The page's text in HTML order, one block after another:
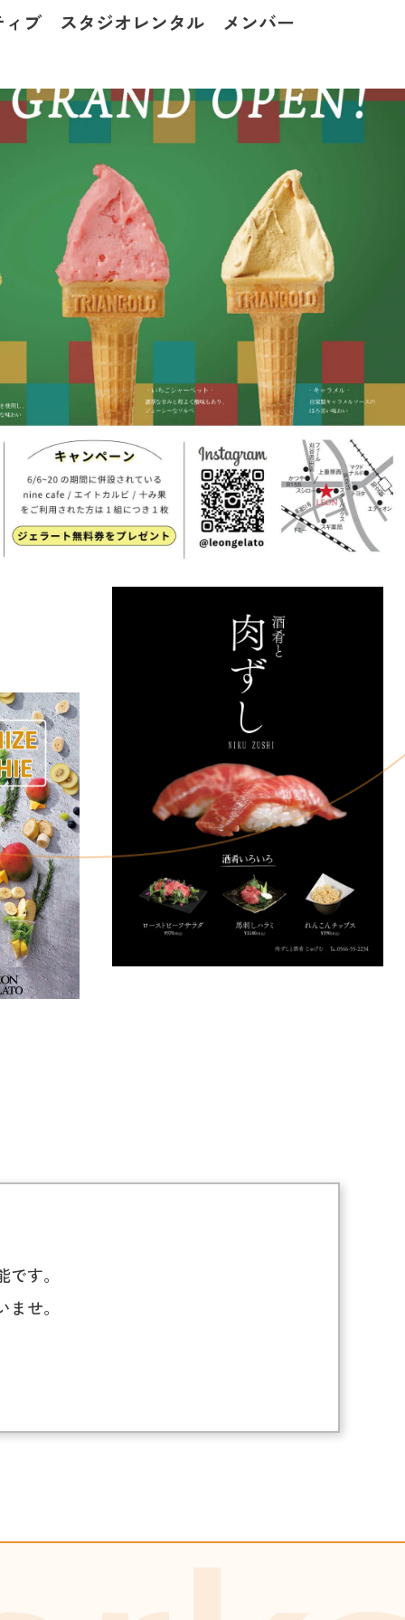
ィブ スタジオレンタル メンバー
す。
せ。